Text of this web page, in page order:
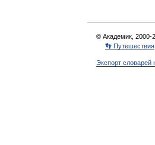
© Академик, 2000-
👣 Путешествия
Экспорт словарей